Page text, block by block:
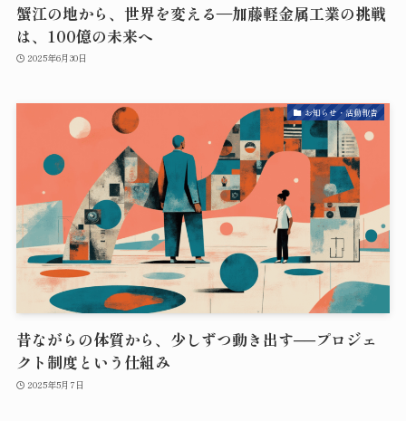
蟹江の地から、世界を変える―加藤軽金属工業の挑戦
は、100億の未来へ
2025年6月30日
お知らせ・活動報告
昔ながらの体質から、少しずつ動き出す──プロジェ
クト制度という仕組み
2025年5月7日